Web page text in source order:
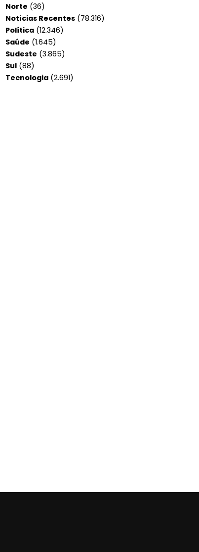
Norte (36)
Notícias Recentes (78.316)
Política (12.346)
Saúde (1.645)
Sudeste (3.865)
Sul (88)
Tecnologia (2.691)